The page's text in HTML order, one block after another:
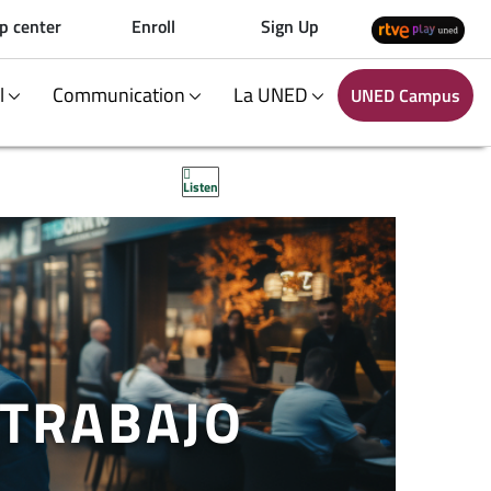
center Enroll Sign Up
Communication La UNED UNED Campus
Listen